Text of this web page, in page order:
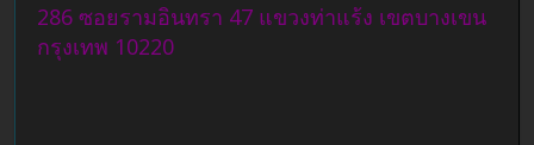
286 ซอยรามอินทรา 47 แขวงท่าแร้ง เขตบางเขน
กรุงเทพ 10220